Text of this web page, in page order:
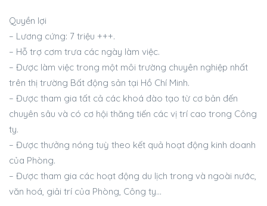
Quyền lợi
– Lương cứng: 7 triệu +++.
– Hỗ trợ cơm trưa các ngày làm việc.
– Được làm việc trong một môi trường chuyên nghiệp nhất
trên thị trường Bất động sản tại Hồ Chí Minh.
– Được tham gia tất cả các khoá đào tạo từ cơ bản đến
chuyên sâu và có cơ hội thăng tiến các vị trí cao trong Công
ty.
– Được thưởng nóng tuỳ theo kết quả hoạt động kinh doanh
của Phòng.
– Được tham gia các hoạt động du lịch trong và ngoài nước,
văn hoá, giải trí của Phòng, Công ty…